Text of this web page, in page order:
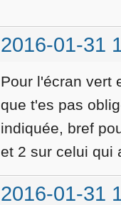
2016-01-31
Pour l'écran vert
que t'es pas
indiquée, bref
et 2 sur celui qui
2016-01-31